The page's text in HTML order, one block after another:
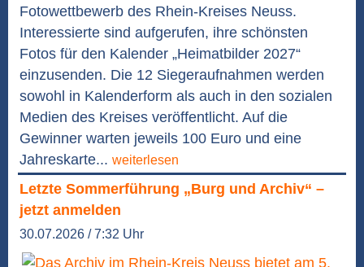
Fotowettbewerb des Rhein-Kreises Neuss.
Interessierte sind aufgerufen, ihre schönsten
Fotos für den Kalender „Heimatbilder 2027“
einzusenden. Die 12 Siegeraufnahmen werden
sowohl in Kalenderform als auch in den sozialen
Medien des Kreises veröffentlicht. Auf die
Gewinner warten jeweils 100 Euro und eine
Jahreskarte... weiterlesen
Letzte Sommerführung „Burg und Archiv“ –
jetzt anmelden
30.07.2026 / 7:32 Uhr